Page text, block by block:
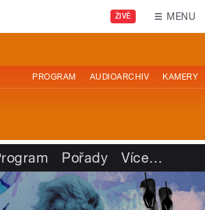
ŽIVĚ MENU
PROGRAM AUDIOARCHIV KAMERY
Pořady Více…